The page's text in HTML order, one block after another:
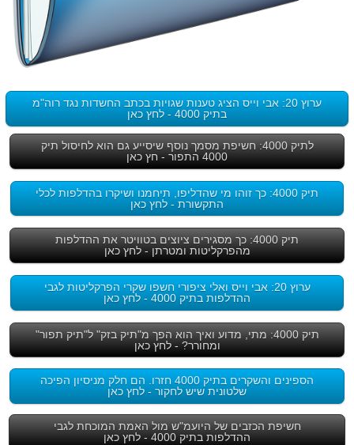
ערוץ 20: אבי וייס הציג טענות שגויות בכתב החשדות נגד רוה"מ
בתיק 4000 - לחץ כאן
לתיק 4000: חשיפת מסמך נוסף שיסייע גם הוא לחיסול תיק
4000 התפור - חץ כאן
תיק 4000: כך זוהו מי שהדליפו, תיחמנו ושיקרו בהדלפות לכלי
התקשורת - לחץ כאן
תיק 4000: כך מסגירים ציוצים בטוויטר את ההדלפות
מהפרקליטות ומטרתן - לחץ כאן
ערוץ 20: אבי וייס ואלי ציפורי חשפו שקרי הפרקליטות לגבי
ההדלפות בתיק 4000 - לחץ כאן
תיק 4000: מתי, מדוע ואיך הוא הפך מ"תיק בזק" ל"תיק תפור"
ומחורר? - לחץ כאן
הספינים והשקרים בתיק 4000 חזרו. הם חלק מניסיון הפיכה
שלטונית שיש לחקור - לחץ כאן
חשיפת הכזבים של היועמ"ש מול האמת המוכחת לגבי
ההדלפות בתיק 4000 - לחץ כאן